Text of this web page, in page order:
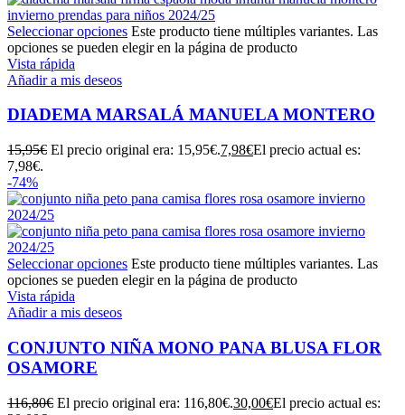
Seleccionar opciones Este producto tiene múltiples variantes. Las
opciones se pueden elegir en la página de producto
Vista rápida
Añadir a mis deseos
DIADEMA MARSALÁ MANUELA MONTERO
15,95€ El precio original era: 15,95€.7,98€El precio actual es:
7,98€.
-74%
Seleccionar opciones Este producto tiene múltiples variantes. Las
opciones se pueden elegir en la página de producto
Vista rápida
Añadir a mis deseos
CONJUNTO NIÑA MONO PANA BLUSA FLOR
OSAMORE
116,80€ El precio original era: 116,80€.30,00€El precio actual es: